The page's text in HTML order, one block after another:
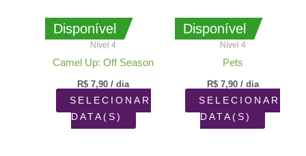
Disponível
Nível 4
Camel Up: Off Season
R$ 7,90 / dia
SELECIONAR
DATA(S)
Disponível
Nível 4
Pets
R$7,90/ dia
SELECIONAR
DATA(S)